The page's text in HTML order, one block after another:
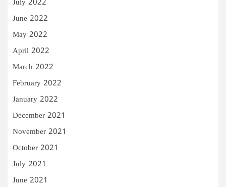
July 2022
June 2022
May 2022
April 2022
March 2022
February 2022
January 2022
December 2021
November 2021
October 2021
July 2021
June 2021